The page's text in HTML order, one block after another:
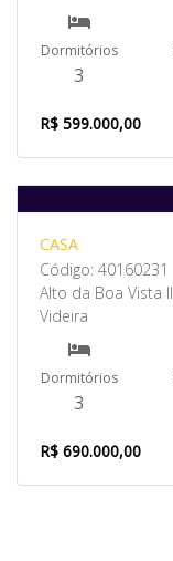
Dormitórios
3
R$ 599.000,00
CASA
Código: 40160231
Alto da Boa Vista II
Videira
Dormitórios
3
R$ 690.000,00